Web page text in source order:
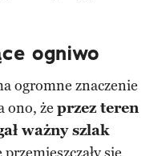
ogniwo
ogromne znaczenie
ono, że przez teren
ważny szlak